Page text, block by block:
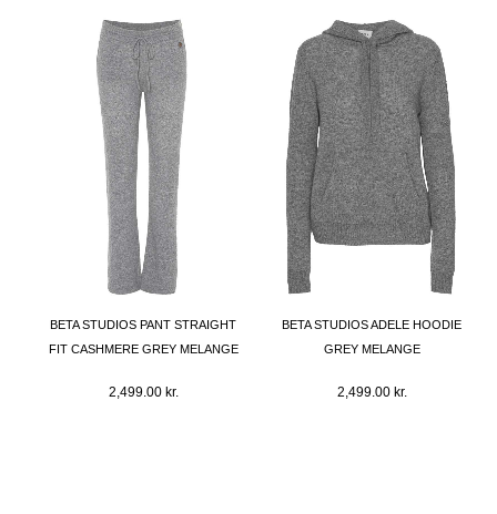
BETA STUDIOS PANT STRAIGHT
FIT CASHMERE GREY MELANGE
2,499.00 kr.
BETA STUDIOS ADELE HOODIE
GREY MELANGE
2,499.00 kr.